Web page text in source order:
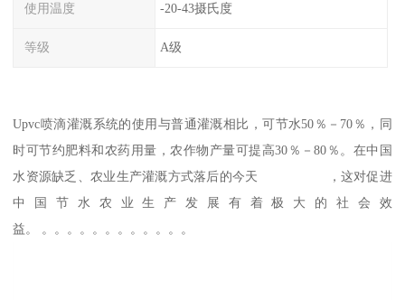
使用温度 -20-43摄氏度
等级 A级
Upvc喷滴灌溉系统的使用与普通灌溉相比，可节水50％－70％，同
时可节约肥料和农药用量，农作物产量可提高30％－80％。在中国
水资源缺乏、农业生产灌溉方式落后的今天 ，这对促进
中国节水农业生产发展有着极大的社会效
益。 。。。。。。。。。。。。